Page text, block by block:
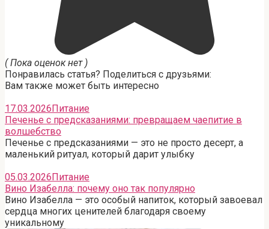
( Пока оценок нет )
Понравилась статья? Поделиться с друзьями:
Вам также может быть интересно
17.03.2026Питание
Печенье с предсказаниями: превращаем чаепитие в
волшебство
Печенье с предсказаниями — это не просто десерт, а
маленький ритуал, который дарит улыбку
05.03.2026Питание
Вино Изабелла: почему оно так популярно
Вино Изабелла — это особый напиток, который завоевал
сердца многих ценителей благодаря своему
уникальному